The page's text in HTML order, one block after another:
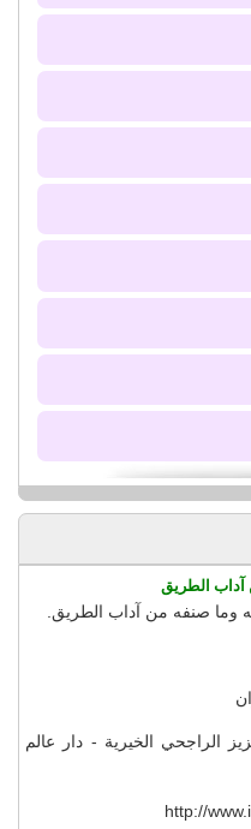
آداب الطريق
وما صنفه من آداب الطريق.
الراجحي الخيرية - دار عالم
http://